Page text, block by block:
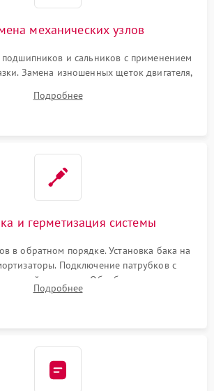
механических узлов
подшипников и сальников с применением
Замена изношенных щеток двигателя,
резиновой манжеты.
Подробнее
и герметизация системы
в обратном порядке. Установка бака на
Подключение патрубков с
хомутами. Обработка стыков
возможных протечек воды.
Подробнее